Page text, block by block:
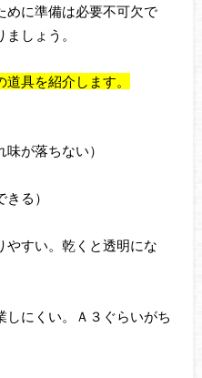
めに準備は必要不可欠で
しょう。
具を紹介します。
が落ちない）
る）
やすい。乾くと透明にな
しにくい。Ａ３ぐらいがち